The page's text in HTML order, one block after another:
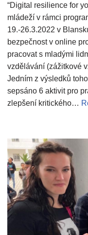
“Digital resilience for
mládeží v rámci
19.-26.3.2022 v
bezpečnost v online
pracovat s mladými
vzdělávání (zážitkové
Jedním z výsledků
sepsáno 6 aktivit pro
zlepšení kritického…